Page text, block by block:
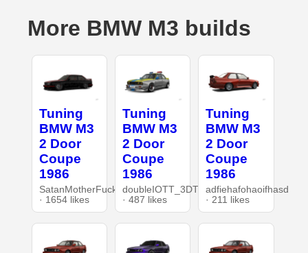
More BMW M3 builds
Tuning
BMW M3
2 Door
Coupe
1986
SatanMotherFucker
· 1654 likes
Tuning
BMW M3
2 Door
Coupe
1986
doubleIOTT_3DT
· 487 likes
Tuning
BMW M3
2 Door
Coupe
1986
adfiehafohaoifhasd
· 211 likes